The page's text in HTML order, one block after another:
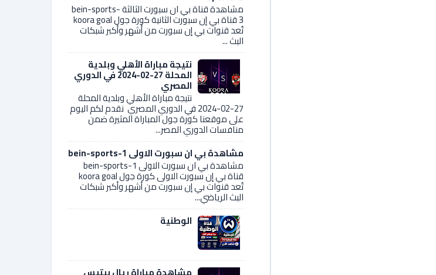
مشاهدة قناة بي ان سبورت الثالثة bein-sports-
3 قناة بي إن سبورت الثانية كورة جول koora goal
تُعد قنوات بي إن سبورت من أشهر وأكبر شبكات
البث ...
نتيجة مباراة الأهلي وبلدية
المحلة 27-02-2024 في الدوري
المصري
نتيجة مباراة الأهلي وبلدية المحلة
27-02-2024 في الدوري المصري نقدم لكم اليوم
على موقعنا كورة جول المباراة المثيرة ضمن
منافسات الدوري المصر...
مشاهدة بي ان سبورت الاولى bein-sports-1
مشاهدة بي ان سبورت الاولى bein-sports-1
قناة بي إن سبورت الاولى كورة جول koora goal
تُعد قنوات بي إن سبورت من أشهر وأكبر شبكات
البث الرياضي...
الوطنية